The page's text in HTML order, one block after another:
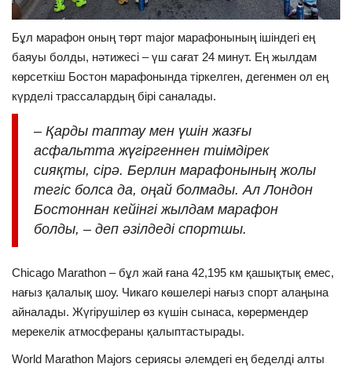
Бұл марафон оның төрт major марафонының ішіндегі ең
баяуы болды, нәтижесі –үш сағат 24 минут. Ең жылдам
көрсеткіш Бостон марафонында тіркелген, дегенмен ол ең
күрделі трассалардың бірі саналады.
– Қарды таптау мен үшін жазғы
асфальтта жүгіргеннен тиімдірек
сияқты, сірә. Берлин марафонының жолы
тегіс болса да, оңай болмады. Ал Лондон
Бостоннан кейінгі жылдам марафон
болды, – деп әзілдеді спортшы.
Chicago Marathon –бұл жай ғана 42,195 км қашықтық емес,
нағыз қалалық шоу. Чикаго көшелері нағыз спорт алаңына
айналады. Жүгірушілер өз күшін сынаса, көрермендер
мерекелік атмосфераны қалыптастырады.
World Marathon Majors сериясы әлемдегі ең беделді алты